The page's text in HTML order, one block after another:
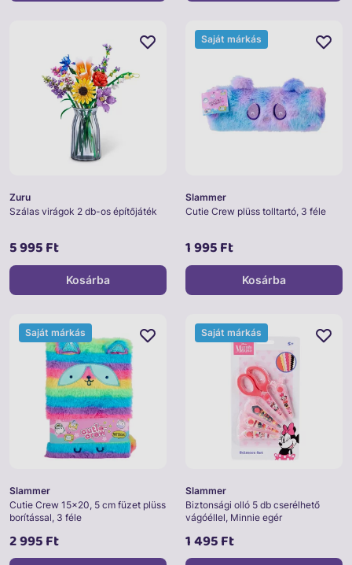
Zuru
Szálas virágok 2 db-os építőjáték
5 995 Ft
Kosárba
Slammer
Cutie Crew plüss tolltartó, 3 féle
1 995 Ft
Saját márkás
Kosárba
Slammer
Cutie Crew 15x20, 5 cm füzet plüss
borítással, 3 féle
2 995 Ft
Saját márkás
Slammer
Biztonsági olló 5 db cserélhető
vágóéllel, Minnie egér
1 495 Ft
Saját márkás